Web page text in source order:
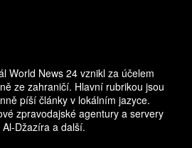
World News 24 vznikl za účelem
ze zahraničí. Hlavní rubrikou jsou
píší články v lokálním jazyce.
zpravodajské agentury a servery
Džazíra a další.